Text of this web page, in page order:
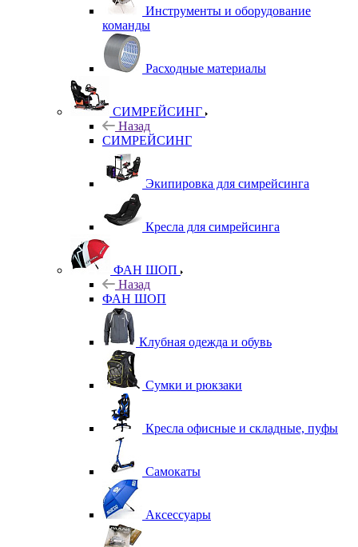
Инструменты и оборудование
команды
Расходные материалы
СИМРЕЙСИНГ
Назад
СИМРЕЙСИНГ
Экипировка для симрейсинга
Кресла для симрейсинга
ФАН ШОП
Назад
ФАН ШОП
Клубная одежда и обувь
Сумки и рюкзаки
Кресла офисные и складные, пуфы
Самокаты
Аксессуары